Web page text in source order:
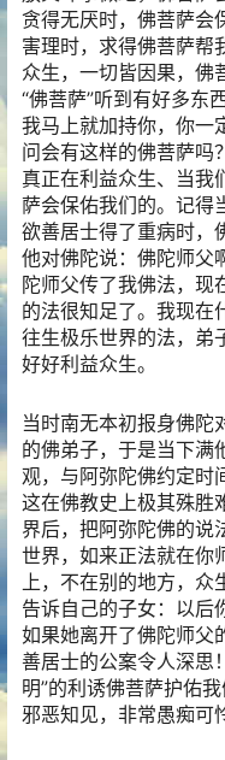
贪得无厌时，佛菩萨会
害理时，求得佛菩萨
众生，一切皆因果，佛
“佛菩萨”听到有好多东
我马上就加持你，你
问会有这样的佛菩萨吗
真正在利益众生、当我
萨会保佑我们的。记得
欲善居士得了重病时，
他对佛陀说：佛陀师父
陀师父传了我佛法，现
的法很知足了。我现在
往生极乐世界的法，弟
好好利益众生。
当时南无本初报身佛陀
的佛弟子，于是当下满
观，与阿弥陀佛约定时
这在佛教史上极其殊胜
界后，把阿弥陀佛的说
世界，如来正法就在你
上，不在别的地方，
告诉自己的子女：以后
如果她离开了佛陀师
善居士的公案令人深思
明”的利诱佛菩萨护佑
邪恶知见，非常愚痴可